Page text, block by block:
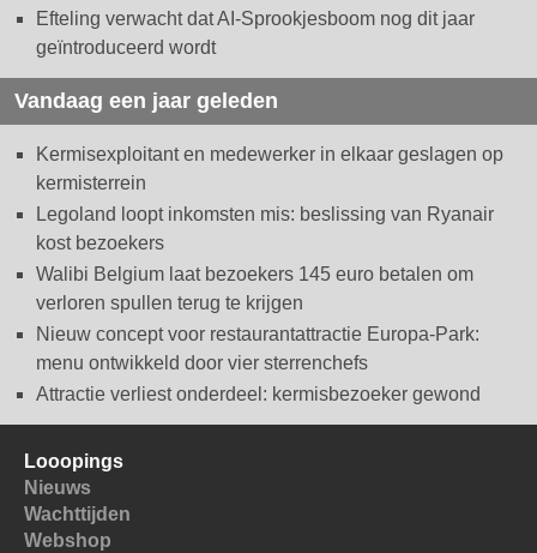
Efteling verwacht dat AI-Sprookjesboom nog dit jaar
geïntroduceerd wordt
Vandaag een jaar geleden
Kermisexploitant en medewerker in elkaar geslagen op
kermisterrein
Legoland loopt inkomsten mis: beslissing van Ryanair
kost bezoekers
Walibi Belgium laat bezoekers 145 euro betalen om
verloren spullen terug te krijgen
Nieuw concept voor restaurantattractie Europa-Park:
menu ontwikkeld door vier sterrenchefs
Attractie verliest onderdeel: kermisbezoeker gewond
Looopings
Nieuws
Wachttijden
Webshop